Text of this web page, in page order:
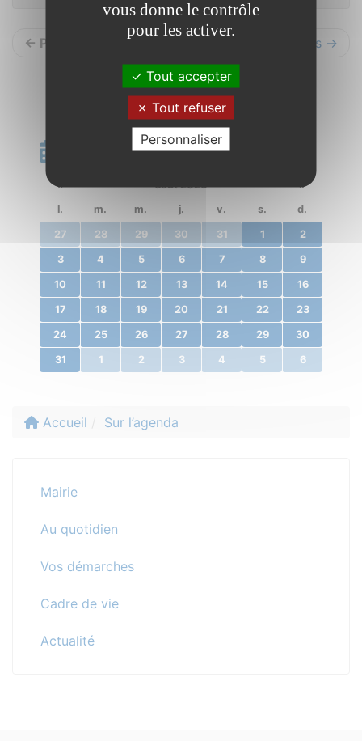
← Précédents Suivants →
Calendrier
« août 2020
»
l.
m. m. j. v. s. d.
27 28 29 30 31 1 2
3 4 5 6 7 8 9
10 11 12 13 14 15 16
17 18 19 20 21 22 23
24 25 26 27 28 29 30
31 1 2 3 4 5 6
Accueil Sur l’agenda
Mairie
Au quotidien
Vos démarches
Cadre de vie
Actualité
vous donne le contrôle
pour les activer.
Tout accepter
Tout refuser
Personnaliser